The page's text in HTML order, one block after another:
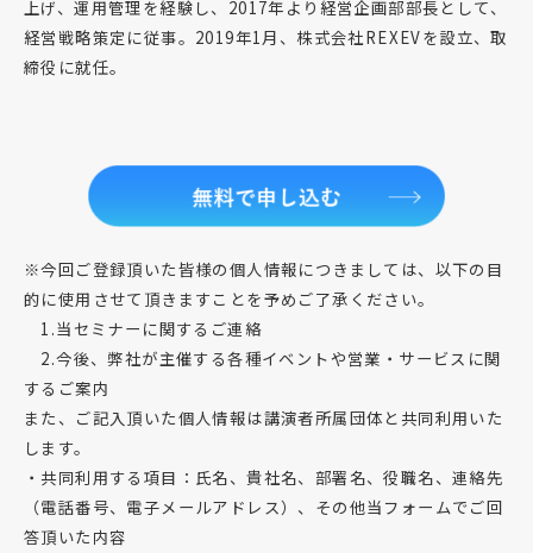
上げ、運用管理を経験し、2017年より経営企画部部長として、
経営戦略策定に従事。2019年1月、株式会社REXEVを設立、取
締役に就任。
※今回ご登録頂いた皆様の個人情報につきましては、以下の目
的に使用させて頂きますことを予めご了承ください。
1.当セミナーに関するご連絡
2.今後、弊社が主催する各種イベントや営業・サービスに関
するご案内
また、ご記入頂いた個人情報は講演者所属団体と共同利用いた
します。
・共同利用する項目：氏名、貴社名、部署名、役職名、連絡先
（電話番号、電子メールアドレス）、その他当フォームでご回
答頂いた内容